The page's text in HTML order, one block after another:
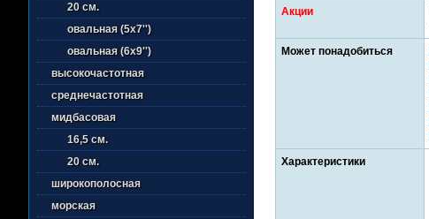
20 см.
овальная (5х7'')
овальная (6х9'')
высокочастотная
среднечастотная
мидбасовая
16,5 см.
20 см.
широкополосная
морская
Акции
Может понадобиться
Характеристики